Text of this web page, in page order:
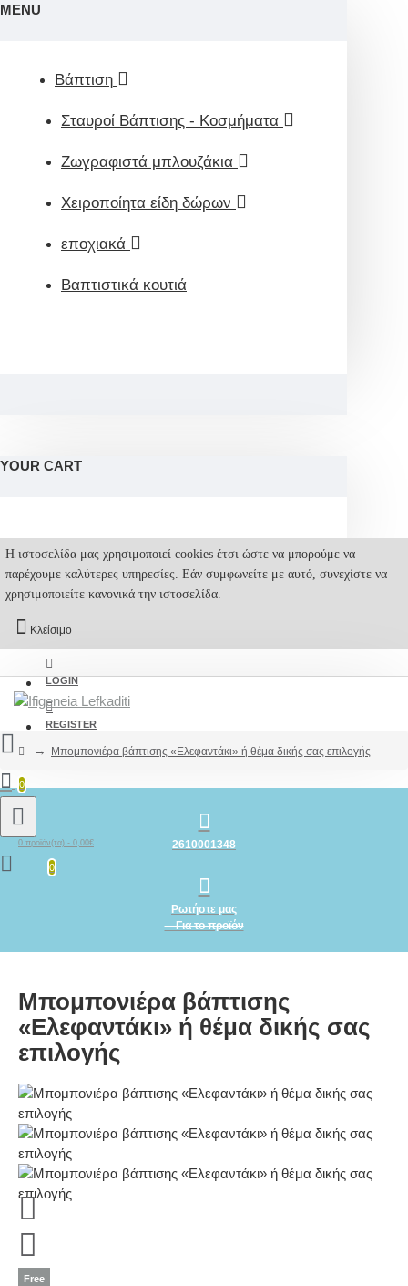
MENU
Βάπτιση
Σταυροί Βάπτισης - Κοσμήματα
Ζωγραφιστά μπλουζάκια
Χειροποίητα είδη δώρων
εποχιακά
Βαπτιστικά κουτιά
YOUR CART
Η ιστοσελίδα μας χρησιμοποιεί cookies έτσι ώστε να μπορούμε να
παρέχουμε καλύτερες υπηρεσίες. Εάν συμφωνείτε με αυτό, συνεχίστε να
χρησιμοποιείτε κανονικά την ιστοσελίδα.
Κλείσιμο
LOGIN
REGISTER
0
0 προϊόν(τα) - 0,00€
0
Μπομπονιέρα βάπτισης «Ελεφαντάκι» ή θέμα δικής σας επιλογής
2610001348
Ρωτήστε μας
Για το προϊόν
Μπομπονιέρα βάπτισης
«Ελεφαντάκι» ή θέμα δικής σας
επιλογής
Free